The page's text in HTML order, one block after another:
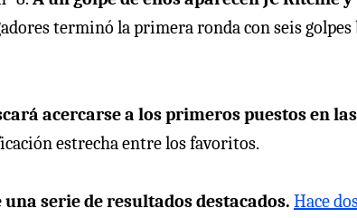
terminó la primera ronda con seis golpes
acercarse a los primeros puestos en
estrecha entre los favoritos.
serie de resultados destacados. Hace